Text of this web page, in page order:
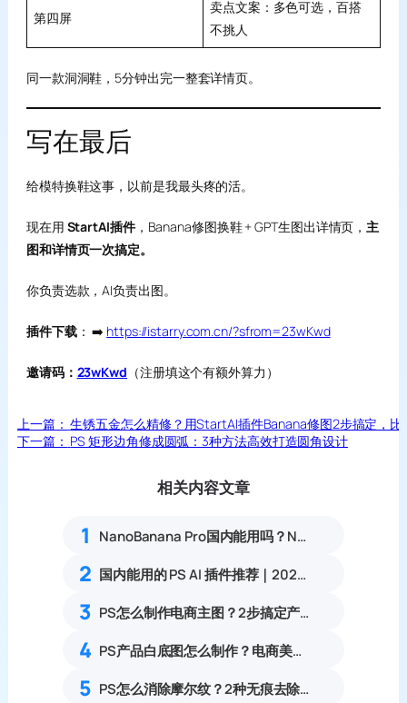
第四屏
卖点文案：多色可选，百搭
不挑人
同一款洞洞鞋，5分钟出完一整套详情页。
写在最后
给模特换鞋这事，以前是我最头疼的活。
现在用 StartAI插件，Banana修图换鞋 + GPT生图出详情页，主
图和详情页一次搞定。
你负责选款，AI负责出图。
插件下载： ➡️ https://istarry.com.cn/?sfrom=23wKwd
邀请码： 23wKwd （注册填这个有额外算力）
上一篇： 生锈五金怎么精修？用StartAI插件Banana修图2步搞定，比
下一篇： PS 矩形边角修成圆弧：3种方法高效打造圆角设计
相关内容文章
1 NanoBanana Pro国内能用吗？Nano banana使用教程
2 国内能用的 PS AI 插件推荐｜2026 4款AI插件最新实测
3 PS怎么制作电商主图？2步搞定产品白底图+主图
4 PS产品白底图怎么制作？电商美工6步流程
5 PS怎么消除摩尔纹？2种无痕去除照片水波纹、条纹噪点教程